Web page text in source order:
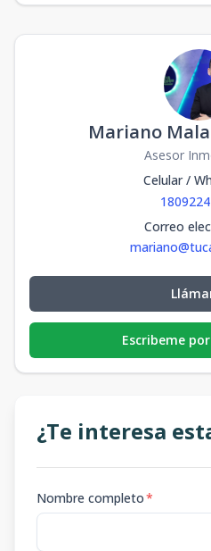
Mariano
Asesor
Celular /
Correo
Escribeme
¿Te interesa
Nombre completo*